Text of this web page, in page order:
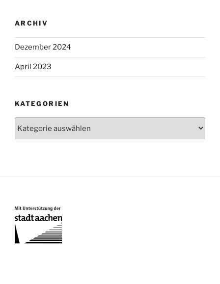
ARCHIV
Dezember 2024
April 2023
KATEGORIEN